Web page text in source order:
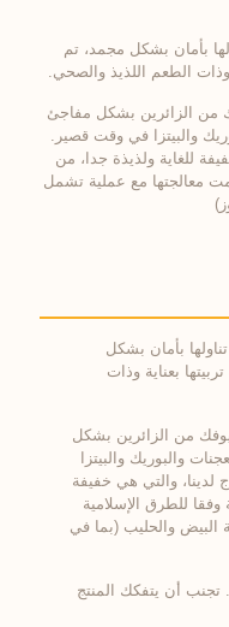
بأمان بشكل مجمد، تم
وذات الطعم اللذيذ والصحي.
من الزائرين بشكل مفاجئ
والبيتزا في وقت قصير.
للغاية ولذيذة جدا، من
معالجتها مع عملية تشمل
بأمان بشكل
بعناية وذات
من الزائرين بشكل
والبوريك والبيتزا
لدينا، والتي هي خفيفة
وفقا للطرق الإسلامية
البيض والحليب (بما في
أن يتفكك المنتج